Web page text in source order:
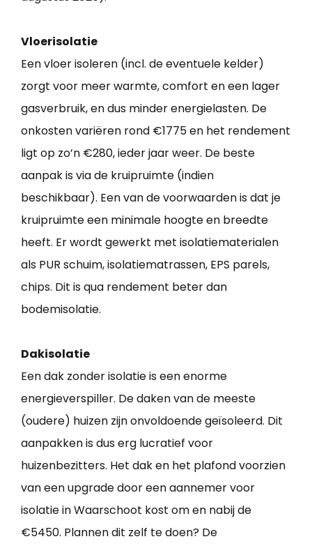
Vloerisolatie
Een vloer isoleren (incl. de eventuele kelder)
zorgt voor meer warmte, comfort en een lager
gasverbruik, en dus minder energielasten. De
onkosten variëren rond €1775 en het rendement
ligt op zo’n €280, ieder jaar weer. De beste
aanpak is via de kruipruimte (indien
beschikbaar). Een van de voorwaarden is dat je
kruipruimte een minimale hoogte en breedte
heeft. Er wordt gewerkt met isolatiematerialen
als PUR schuim, isolatiematrassen, EPS parels,
chips. Dit is qua rendement beter dan
bodemisolatie.
Dakisolatie
Een dak zonder isolatie is een enorme
energieverspiller. De daken van de meeste
(oudere) huizen zijn onvoldoende geïsoleerd. Dit
aanpakken is dus erg lucratief voor
huizenbezitters. Het dak en het plafond voorzien
van een upgrade door een aannemer voor
isolatie in Waarschoot kost om en nabij de
€5450. Plannen dit zelf te doen? De